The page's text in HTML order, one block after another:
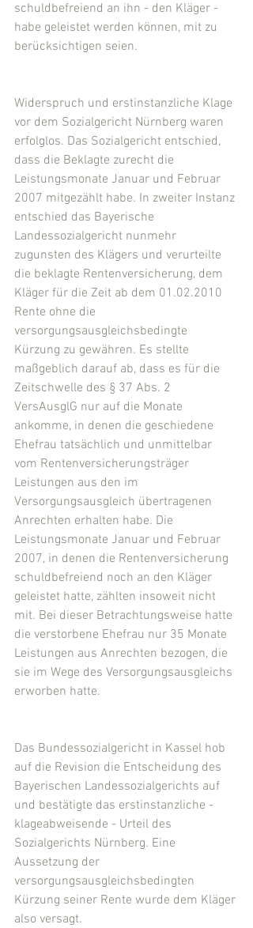
schuldbefreiend an ihn - den Kläger -
habe geleistet werden können, mit zu
berücksichtigen seien.
Widerspruch und erstinstanzliche Klage
vor dem Sozialgericht Nürnberg waren
erfolglos. Das Sozialgericht entschied,
dass die Beklagte zurecht die
Leistungsmonate Januar und Februar
2007 mitgezählt habe. In zweiter Instanz
entschied das Bayerische
Landessozialgericht nunmehr
zugunsten des Klägers und verurteilte
die beklagte Rentenversicherung, dem
Kläger für die Zeit ab dem 01.02.2010
Rente ohne die
versorgungsausgleichsbedingte
Kürzung zu gewähren. Es stellte
maßgeblich darauf ab, dass es für die
Zeitschwelle des § 37 Abs. 2
VersAusglG nur auf die Monate
ankomme, in denen die geschiedene
Ehefrau tatsächlich und unmittelbar
vom Rentenversicherungsträger
Leistungen aus den im
Versorgungsausgleich übertragenen
Anrechten erhalten habe. Die
Leistungsmonate Januar und Februar
2007, in denen die Rentenversicherung
schuldbefreiend noch an den Kläger
geleistet hatte, zählten insoweit nicht
mit. Bei dieser Betrachtungsweise hatte
die verstorbene Ehefrau nur 35 Monate
Leistungen aus Anrechten bezogen, die
sie im Wege des Versorgungsausgleichs
erworben hatte.
Das Bundessozialgericht in Kassel hob
auf die Revision die Entscheidung des
Bayerischen Landessozialgerichts auf
und bestätigte das erstinstanzliche -
klageabweisende - Urteil des
Sozialgerichts Nürnberg. Eine
Aussetzung der
versorgungsausgleichsbedingten
Kürzung seiner Rente wurde dem Kläger
also versagt.